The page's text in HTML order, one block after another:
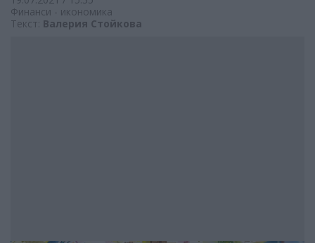
Финанси - икономика
Текст: Валерия Стойкова